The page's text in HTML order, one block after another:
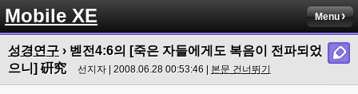
Mobile XE Menu
성경연구 › 벧전4:6의 [죽은 자들에게도 복음이 전파되었
으니] 硏究
선지자 | 2008.06.28 00:53:46 | 본문 건너뛰기